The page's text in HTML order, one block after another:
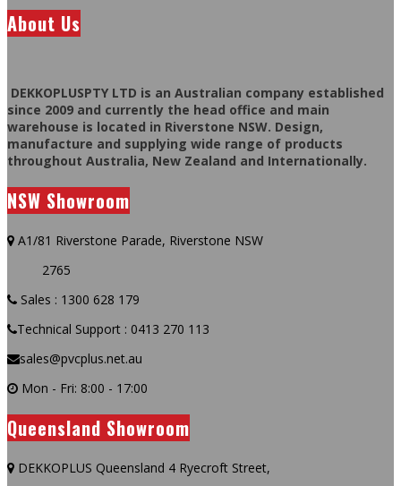
About Us
DEKKOPLUSPTY LTD is an Australian company established
since 2009 and currently the head office and main
warehouse is located in Riverstone NSW. Design,
manufacture and supplying wide range of products
throughout Australia, New Zealand and Internationally.
NSW Showroom
A1/81 Riverstone Parade, Riverstone NSW
2765
Sales : 1300 628 179
Technical Support : 0413 270 113
sales@pvcplus.net.au
Mon - Fri: 8:00 - 17:00
Queensland Showroom
DEKKOPLUS Queensland 4 Ryecroft Street,